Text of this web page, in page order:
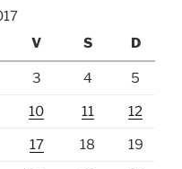
V S D
3 4 5
10 11 12
17 18 19